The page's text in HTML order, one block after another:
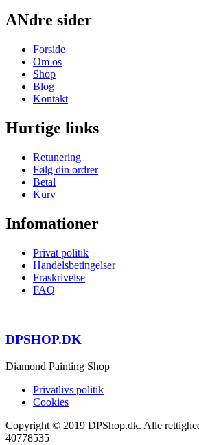
ANdre sider
Forside
Om os
Shop
Blog
Kontakt
Hurtige links
Retunering
Følg din ordrer
Betal
Kurv
Infomationer
Privat politik
Handelsbetingelser
Fraskrivelse
FAQ
DPSHOP.DK
Diamond Painting Shop
Privatlivs politik
Cookies
Copyright © 2019 DPShop.dk. Alle
40778535